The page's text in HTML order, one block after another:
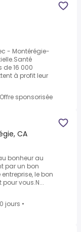
- Montérégie-
de 16 000
à profit leur
Offre sponsorisée
CA
bonheur au
par un bon
le bon
vous.N...
jours •